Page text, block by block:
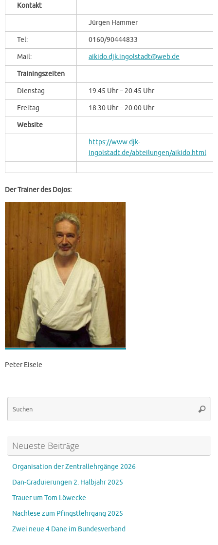
Kontakt
Jürgen Hammer
Tel: 0160/90444833
Mail: aikido.djk.ingolstadt@web.de
Trainingszeiten
Dienstag 19.45 Uhr – 20.45 Uhr
Freitag 18.30 Uhr – 20.00 Uhr
Website
https://www.djk-
ingolstadt.de/abteilungen/aikido.html
Der Trainer des Dojos:
Peter Eisele
Neueste Beiträge
Organisation der Zentrallehrgänge 2026
Dan-Graduierungen 2. Halbjahr 2025
Trauer um Tom Löwecke
Nachlese zum Pfingstlehrgang 2025
Zwei neue 4 Dane im Bundesverband